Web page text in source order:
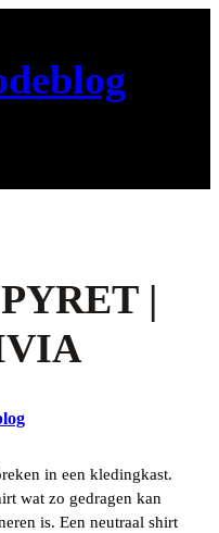
|
in een kledingkast.
wat zo gedragen kan
is. Een neutraal shirt